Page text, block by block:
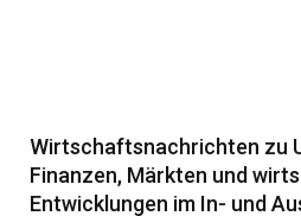
Wirtschaftsnachrichten zu
Finanzen, Märkten und
Entwicklungen im In- und